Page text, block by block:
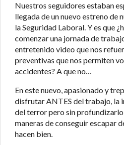
Nuestros seguidores estaban
llegada de un nuevo estreno de
la Seguridad Laboral. Y es que
comenzar una jornada de
entretenido video que nos
preventivas que nos permiten
accidentes? A que no…
En este nuevo, apasionado y
disfrutar ANTES del trabajo, la
del terror pero sin
maneras de conseguir escapar
hacen bien.